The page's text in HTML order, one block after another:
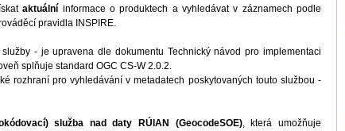
aktuální informace o produktech a vyhledávat v záznamech podle
pravidla INSPIRE.
- je upravena dle dokumentu Technický návod pro implementaci
splňuje standard OGC CS-W 2.0.2.
rozhraní pro vyhledávání v metadatech poskytovaných touto službou -
služba nad daty RÚIAN (GeocodeSOE), která umožňuje